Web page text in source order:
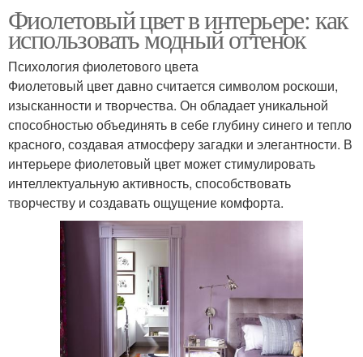
Фиолетовый цвет в интерьере: как
использовать модный оттенок
Психология фиолетового цвета
Фиолетовый цвет давно считается символом роскоши,
изысканности и творчества. Он обладает уникальной
способностью объединять в себе глубину синего и тепло
красного, создавая атмосферу загадки и элегантности. В
интерьере фиолетовый цвет может стимулировать
интеллектуальную активность, способствовать
творчеству и создавать ощущение комфорта.